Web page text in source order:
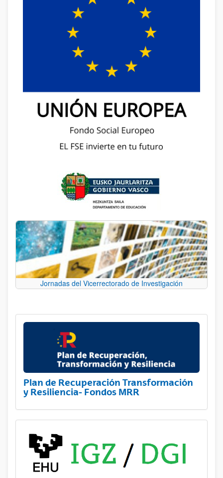
Jornadas del Vicerrectorado de Investigación
Plan de Recuperación Transformación
y Resiliencia- Fondos MRR